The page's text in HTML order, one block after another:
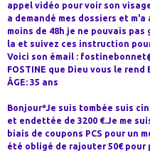
appel vidéo pour voir son
a demandé mes dossiers et
moins de 48h je ne pouvais
la et suivez ces instruction
Voici son émail :
FOSTINE que Dieu vous le
ÂGE: 35 ans
Bonjour*Je suis tombée suis
et endettée de 3200 €.Je me
biais de coupons PCS pour un
été obligé de rajouter 50€ pour